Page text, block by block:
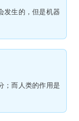
发生的，但是机器
；而人类的作用是